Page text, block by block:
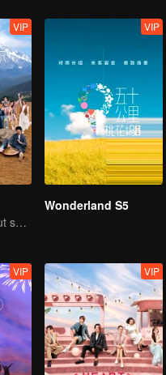
VIP
Arriving alone, but setting off together.
VIP
Wonderland S5
VIP VIP